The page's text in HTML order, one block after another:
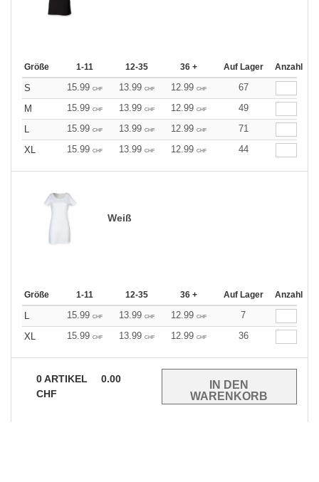
Größe 1-11 12-35 36 + Auf Lager Anzahl
S 15.99 CHF 13.99 CHF 12.99 CHF
67
M
15.99 CHF 13.99 CHF 12.99 CHF
49
L
15.99 CHF 13.99 CHF 12.99 CHF
71
XL
15.99 CHF 13.99 CHF 12.99 CHF 44
Weiß
Größe 1-11 12-35 36 + Auf Lager Anzahl
L 15.99 CHF 13.99 CHF 12.99 CHF
7
XL
15.99 CHF 13.99 CHF 12.99 CHF 36
0ARTIKEL
0.00
CHF